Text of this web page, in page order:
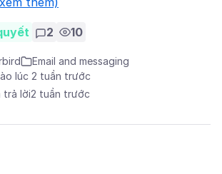
2 10
Email and messaging
lúc 2 tuần trước
trả lời2 tuần trước